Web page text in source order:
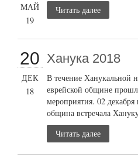
МАЙ
19
Читать далее
20
ДЕК
18
Ханука 2018
В течение Ханукальной
еврейской общине
мероприятия. 02 декабря
община встречала
Читать далее